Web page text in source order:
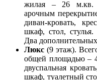
жилая – 26 м.кв.
арочным
диван-кровать,
шкаф, стол, стулья.
Два
Люкс (9 этаж).
общей площадью –
двуспальная
шкаф, туалетный